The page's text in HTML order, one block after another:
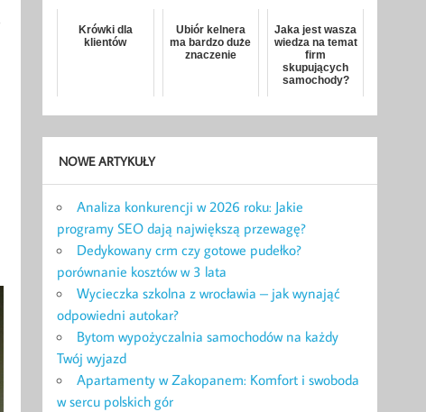
Krówki dla
klientów
Ubiór kelnera
ma bardzo duże
znaczenie
Jaka jest wasza
wiedza na temat
firm
skupujących
samochody?
NOWE ARTYKUŁY
Analiza konkurencji w 2026 roku: Jakie
programy SEO dają największą przewagę?
Dedykowany crm czy gotowe pudełko?
porównanie kosztów w 3 lata
Wycieczka szkolna z wrocławia – jak wynająć
odpowiedni autokar?
Bytom wypożyczalnia samochodów na każdy
Twój wyjazd
Apartamenty w Zakopanem: Komfort i swoboda
w sercu polskich gór